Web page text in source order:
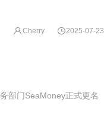
Cherry 2025-07-23
部门SeaMoney正式更名